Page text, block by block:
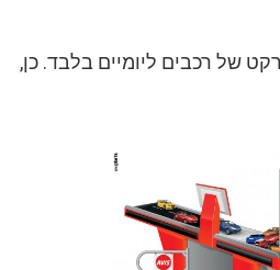
של רכבים ליומיים בלבד. כן,